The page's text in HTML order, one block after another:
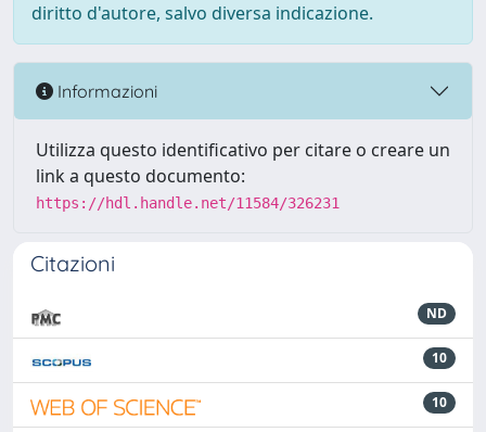
diritto d'autore, salvo diversa indicazione.
Informazioni
Utilizza questo identificativo per citare o creare un
link a questo documento:
https://hdl.handle.net/11584/326231
Citazioni
ND
10
10